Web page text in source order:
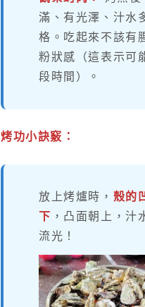
滿、有光澤、汁水
格。吃起來不該有
粉狀感（這表示可
段時間）。
烤功小訣竅：
放上烤爐時， 殼的
下 ，凸面朝上，汁
流光！